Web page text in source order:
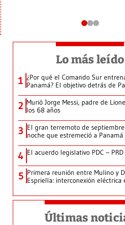
Lo más leído
1 ¿Por qué el Comando Sur
Panamá? El objetivo detrás de
2 Murió Jorge Messi, padre de
los 68 años
3 El gran terremoto de
noche que estremeció a Panamá
4 El acuerdo legislativo PDC – PRD
5 Primera reunión entre Mulino y
Espriella: interconexión eléctrica
Últimas